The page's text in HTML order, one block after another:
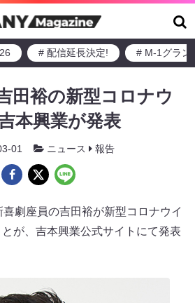
# 配信延長決定! # M-1グラン
田裕の新型コロナウ
本興業が発表
01 ニュース 報告
劇座員の吉田裕が新型コロナウイ
が、吉本興業公式サイトにて発表